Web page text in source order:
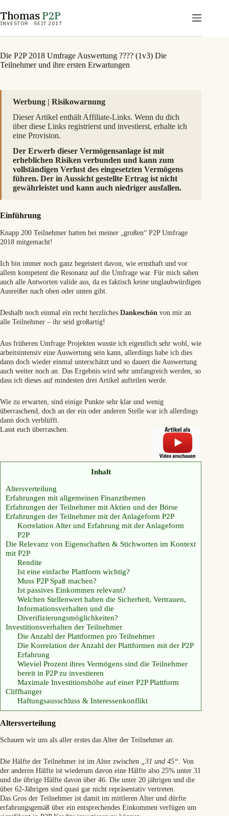
Inhalt
springen
ThomasP2P
INVESTOR · SEIT 2017
Die P2P 2018 Umfrage Auswertung ???? (1v3) Die
Teilnehmer und ihre ersten Erwartungen
Werbung | Risikowarnung
Dieser Artikel enthält Affiliate-Links. Wenn du dich
über diese Links registrierst und investierst, erhalte ich
eine Provision.
Der Erwerb dieser Vermögensanlage ist mit
erheblichen Risiken verbunden und kann zum
vollständigen Verlust des eingesetzten Vermögens
führen. Der in Aussicht gestellte Ertrag ist nicht
gewährleistet und kann auch niedriger ausfallen.
Einführung
Knapp 200 Teilnehmer hatten bei meiner „großen“ P2P Umfrage
2018 mitgemacht!
Ich bin immer noch ganz begeistert davon, wie ernsthaft und vor
allem kompetent die Resonanz auf die Umfrage war. Für mich sahen
auch alle Antworten valide aus, da es faktisch keine unglaubwürdigen
Ausreißer nach oben oder unten gibt.
Deshalb noch einmal ein recht herzliches Dankeschön von mir an
alle Teilnehmer – ihr seid großartig!
Aus früheren Umfrage Projekten wusste ich eigentlich sehr wohl, wie
arbeitsintensiv eine Auswertung sein kann, allerdings habe ich dies
dann doch wieder einmal unterschätzt und so dauert die Auswertung
auch weiter noch an. Das Ergebnis wird sehr umfangreich werden, so
dass ich dieses auf mindesten drei Artikel aufteilen werde.
Wie zu erwarten, sind einige Punkte sehr klar und wenig
überraschend, doch an der ein oder anderen Stelle war ich allerdings
dann doch verblüfft.
Lasst euch überraschen.
Inhalt
Altersverteilung
Erfahrungen mit allgemeinen Finanzthemen
Erfahrungen der Teilnehmer mit Aktien und der Börse
Erfahrungen der Teilnehmer mit der Anlageform P2P
Korrelation Alter und Erfahrung mit der Anlageform
P2P
Die Relevanz von Eigenschaften & Stichworten im Kontext
mit P2P
Rendite
Ist eine einfache Plattform wichtig?
Muss P2P Spaß machen?
Ist passives Einkommen relevant?
Welchen Stellenwert haben die Sicherheit, Vertrauen,
Informationsverhalten und die
Diverifizierungsmöglichkeiten?
Investitionsverhalten der Teilnehmer
Die Anzahl der Plattformen pro Teilnehmer
Die Korrelation der Anzahl der Plattformen mit der P2P
Erfahrung
Wieviel Prozent ihres Vermögens sind die Teilnehmer
bereit in P2P zu investieren
Maximale Investitionshöhe auf einer P2P Plattform
Cliffhanger
Haftungsausschluss & Interessenkonflikt
Altersverteilung
Schauen wir uns als aller erstes das Alter der Teilnehmer an.
Die Hälfte der Teilnehmer ist im Alter zwischen „31 und 45“. Von
der anderen Hälfte ist wiederum davon eine Hälfte also 25% unter 31
und die übrige Hälfte davon über 46. Die unter 20 jährigen und die
über 62-Jährigen sind quasi gar nicht repräsentativ vertreten.
Das Gros der Teilnehmer ist damit im mittleren Alter und dürfte
erfahrungsgemäß über ein entsprechendes Einkommen verfügen um